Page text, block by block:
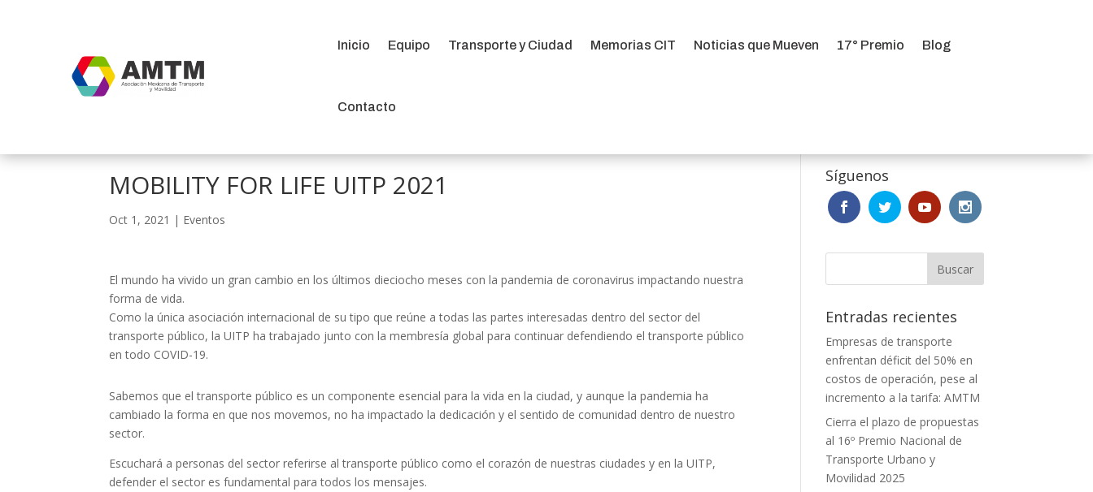
Inicio Equipo Transporte y Ciudad Memorias CIT Noticias que Mueven 17° Premio Blog
Contacto
MOBILITY FOR LIFE UITP 2021
Oct 1, 2021 | Eventos
El mundo ha vivido un gran cambio en los últimos dieciocho meses con la pandemia de coronavirus impactando nuestra
forma de vida.
Como la única asociación internacional de su tipo que reúne a todas las partes interesadas dentro del sector del
transporte público, la UITP ha trabajado junto con la membresía global para continuar defendiendo el transporte público
en todo COVID-19.
Sabemos que el transporte público es un componente esencial para la vida en la ciudad, y aunque la pandemia ha
cambiado la forma en que nos movemos, no ha impactado la dedicación y el sentido de comunidad dentro de nuestro
sector.
Escuchará a personas del sector referirse al transporte público como el corazón de nuestras ciudades y en la UITP,
defender el sector es fundamental para todos los mensajes.
Síguenos
Entradas recientes
Empresas de transporte
enfrentan déficit del 50% en
costos de operación, pese al
incremento a la tarifa: AMTM
Cierra el plazo de propuestas
al 16º Premio Nacional de
Transporte Urbano y
Movilidad 2025